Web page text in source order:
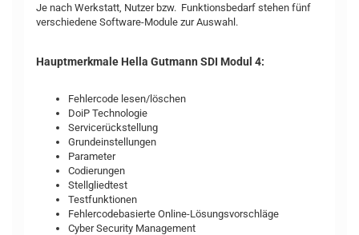
Je nach Werkstatt, Nutzer bzw. Funktionsbedarf stehen fünf
verschiedene Software-Module zur Auswahl.
Hauptmerkmale Hella Gutmann SDI Modul 4:
Fehlercode lesen/löschen
DoiP Technologie
Servicerückstellung
Grundeinstellungen
Parameter
Codierungen
Stellgliedtest
Testfunktionen
Fehlercodebasierte Online-Lösungsvorschläge
Cyber Security Management